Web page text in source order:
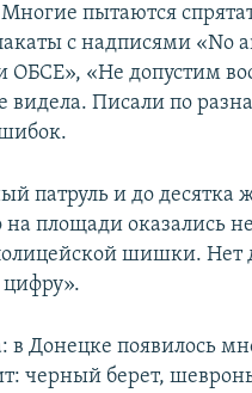
пытаются
с надписями «No
ОБСЕ», «Не допустим
видела. Писали по
патруль и до
площади оказались
шишки. Нет
в Донецке появилось
черный берет,